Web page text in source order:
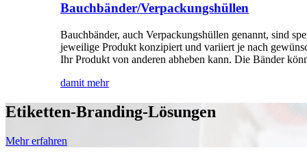
Bauchbänder/Verpackungshüllen
Bauchbänder, auch Verpackungshüllen genannt, sind
jeweilige Produkt konzipiert und variiert je nach
Ihr Produkt von anderen abheben kann. Die Bänder
damit mehr
Etiketten-Branding-Lösungen
Mehr erfahren